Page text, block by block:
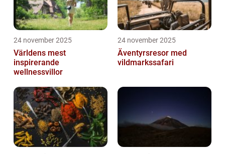
24 november 2025
Världens mest
inspirerande
wellnessvillor
24 november 2025
Äventyrsresor med
vildmarkssafari